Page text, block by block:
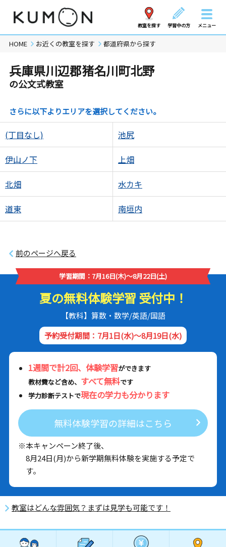
教室を探す 学習中の方 メニュー
HOME お近くの教室を探す 都道府県から探す
兵庫県川辺郡猪名川町北野
の公文式教室
さらに以下よりエリアを選択してください。
(丁目なし) 池尻
伊山ノ下 上畑
北畑 水カキ
道東 南垣内
前のページへ戻る
学習期間：7月16日(木)～8月22日(土)
夏の無料体験学習 受付中！
【教科】算数・数学/英語/国語
予約受付期間：7月1日(水)～8月19日(水)
1週間で計2回、体験学習ができます
教材費など含め、 すべて無料です
学力診断テストで現在の学力も分かります
無料体験学習の詳細はこちら
※本キャンペーン終了後、
8月24日(月)から新学期無料体験を実施する予定で
す。
教室はどんな雰囲気？まずは見学も可能です！